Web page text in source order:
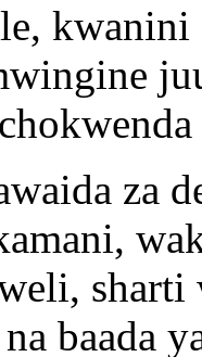
za
sharti
baada